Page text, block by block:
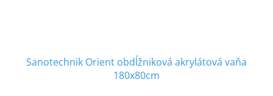
Sanotechnik Orient obdĺžniková akrylátová vaňa
180x80cm